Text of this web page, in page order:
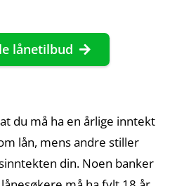
lånetilbud
du må ha en årlige inntekt
lån, mens andre stiller
din. Noen banker